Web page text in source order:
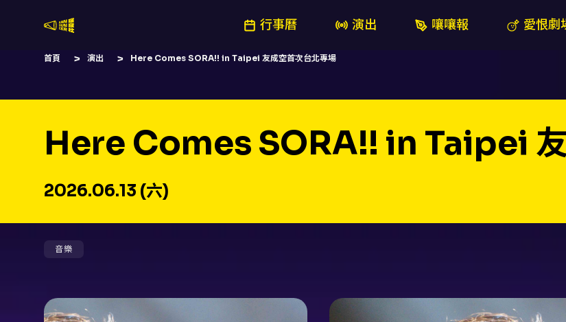
行事曆 演出 嚷嚷報 愛恨劇
首頁 演出 Here Comes SORA!! in Taipei 友成空首次台北專場
Here Comes SORA!! in Taipei
2026.06.13 (六)
音樂